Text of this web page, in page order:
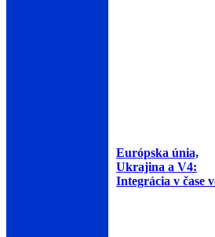
Európska únia,
Ukrajina a V4:
Integrácia v čase